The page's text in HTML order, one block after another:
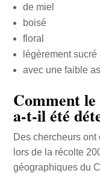
de miel
boisé
floral
légèrement sucré
avec une faible
Comment
a-t-il été
Des chercheurs
lors de la récolte
géographiques du